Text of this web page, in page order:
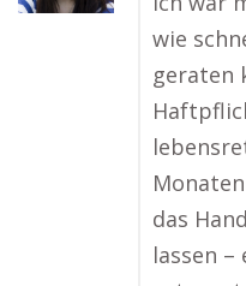
wie
geraten
das
lassen –